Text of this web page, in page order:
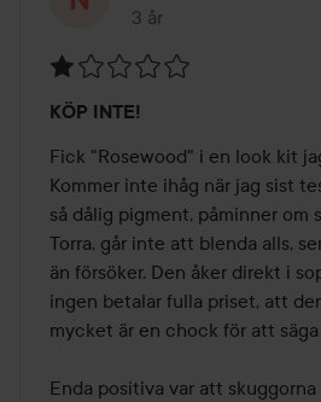
3 år
Inlägget skapades 3 år
1
av
5
KÖP INTE!
Fick "Rosewood" i en look kit
Kommer inte ihåg när jag sist
så dålig pigment, påminner om
Torra, går inte att blenda alls,
än försöker. Den åker direkt i
ingen betalar fulla priset, att
mycket är en chock för att
Enda positiva var att